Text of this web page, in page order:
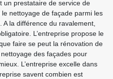
un prestataire de service de
nettoyage de façade parmi les
la différence du ravalement,
L’entreprise propose le
faire se peut la rénovation de
des façades pour
L’entreprise excelle dans
savent combien est